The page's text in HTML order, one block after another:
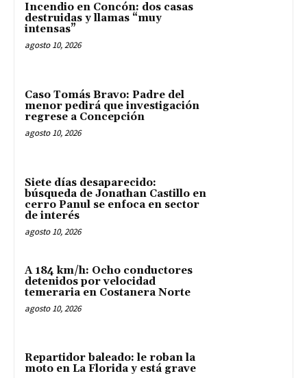
Incendio en Concón: dos casas
destruidas y llamas “muy
intensas”
agosto 10, 2026
Caso Tomás Bravo: Padre del
menor pedirá que investigación
regrese a Concepción
agosto 10, 2026
Siete días desaparecido:
búsqueda de Jonathan Castillo en
cerro Panul se enfoca en sector
de interés
agosto 10, 2026
A 184 km/h: Ocho conductores
detenidos por velocidad
temeraria en Costanera Norte
agosto 10, 2026
Repartidor baleado: le roban la
moto en La Florida y está grave